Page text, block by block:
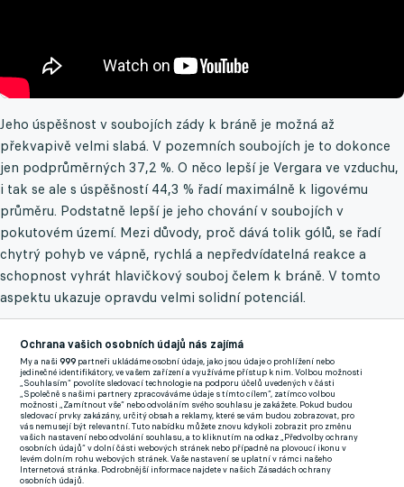
Jeho úspěšnost v soubojích zády k bráně je možná až
překvapivě velmi slabá. V pozemních soubojích je to dokonce
jen podprůměrných 37,2 %. O něco lepší je Vergara ve vzduchu,
i tak se ale s úspěšností 44,3 % řadí maximálně k ligovému
průměru. Podstatně lepší je jeho chování v soubojích v
pokutovém území. Mezi důvody, proč dává tolik gólů, se řadí
chytrý pohyb ve vápně, rychlá a nepředvídatelná reakce a
schopnost vyhrát hlavičkový souboj čelem k bráně. V tomto
aspektu ukazuje opravdu velmi solidní potenciál.
kvalitativních pater, chování v soubojích zády k bráně musí
radikálně zlepšit. Je třeba si uvědomit, že úroveň lotyšské ligy je
opravdu velmi slabá a zápasy s týmy mimo tamní TOP 2 (Riga
FC a RFS) dosahují stěží kvality druhé české nejvyšší soutěže.
Technické dovednosti
Ochrana vašich osobních údajů nás zajímá
My a naši999 partneři ukládáme osobní údaje, jako jsou údaje o prohlížení nebo
jedinečné identifikátory, ve vašem zařízení a využíváme přístup k nim. Volbou možnosti
„Souhlasím“ povolíte sledovací technologie na podporu účelů uvedených v části
„Společně s našimi partnery zpracováváme údaje s tímto cílem“, zatímco volbou
možnosti „Zamítnout vše“ nebo odvoláním svého souhlasu je zakážete. Pokud budou
sledovací prvky zakázány, určitý obsah a reklamy, které se vám budou zobrazovat, pro
vás nemusejí být relevantní. Tuto nabídku můžete znovu kdykoli zobrazit pro změnu
vašich nastavení nebo odvolání souhlasu, a to kliknutím na odkaz „Předvolby ochrany
osobních údajů“ v dolní části webových stránek nebo případně na plovoucí ikonu v
levém dolním rohu webových stránek. Vaše nastavení se uplatní v rámci našeho
Internetová stránka. Podrobnější informace najdete v našich Zásadách ochrany
osobních údajů.